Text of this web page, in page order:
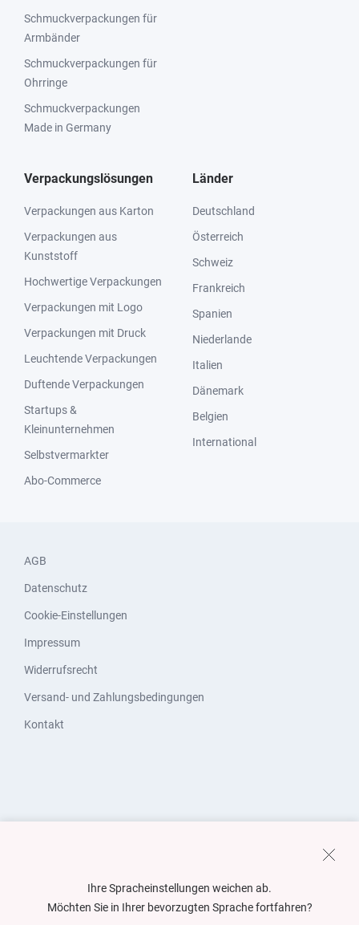
Schmuckverpackungen für
Armbänder
Schmuckverpackungen für
Ohrringe
Schmuckverpackungen
Made in Germany
Verpackungslösungen
Verpackungen aus Karton
Verpackungen aus
Kunststoff
Hochwertige Verpackungen
Verpackungen mit Logo
Verpackungen mit Druck
Leuchtende Verpackungen
Duftende Verpackungen
Startups &
Kleinunternehmen
Selbstvermarkter
Abo-Commerce
Länder
Deutschland
Österreich
Schweiz
Frankreich
Spanien
Niederlande
Italien
Dänemark
Belgien
International
AGB
Datenschutz
Cookie-Einstellungen
Impressum
Widerrufsrecht
Versand- und Zahlungsbedingungen
Kontakt
Ihre Spracheinstellungen weichen ab.
Möchten Sie in Ihrer bevorzugten Sprache fortfahren?